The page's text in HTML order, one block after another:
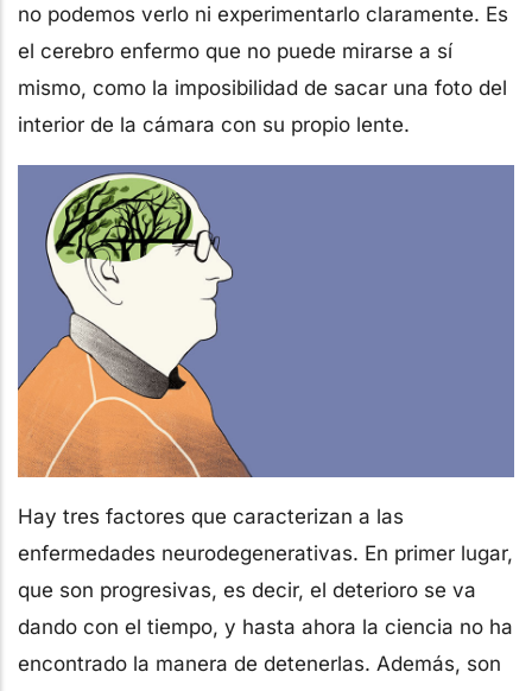
no podemos verlo ni experimentarlo claramente. Es
el cerebro enfermo que no puede mirarse a sí
mismo, como la imposibilidad de sacar una foto del
interior de la cámara con su propio lente.
Hay tres factores que caracterizan a las
enfermedades neurodegenerativas. En primer lugar,
que son progresivas, es decir, el deterioro se va
dando con el tiempo, y hasta ahora la ciencia no ha
encontrado la manera de detenerlas. Además, son